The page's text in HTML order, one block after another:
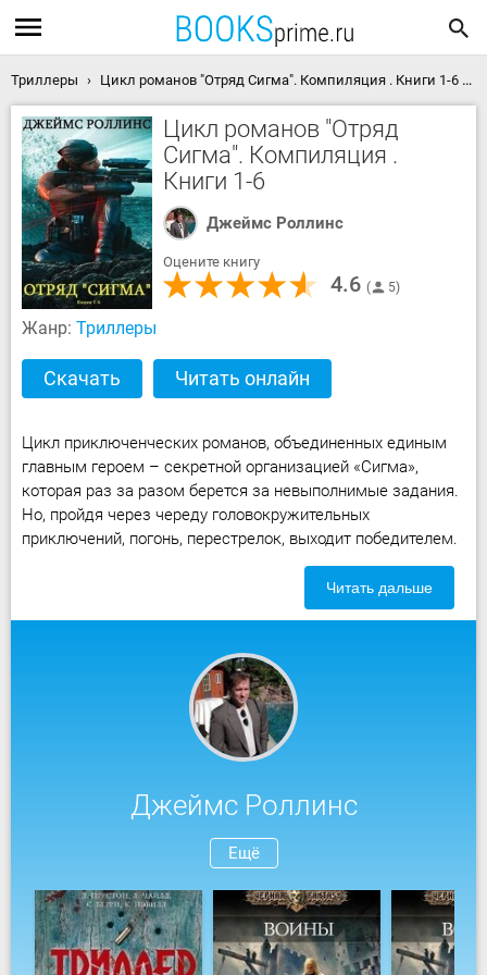
Триллеры Цикл романов "Отряд Сигма". Компиляция . Книги 1-6 скачать книгу
Цикл романов "Отряд
Сигма". Компиляция .
Книги 1-6
Джеймс Роллинс
Оцените книгу
4.6 5
Жанр: Триллеры
Скачать Читать онлайн
Цикл приключенческих романов, объединенных единым
главным героем – секретной организацией «Сигма»,
которая раз за разом берется за невыполнимые задания.
Но, пройдя через череду головокружительных
приключений, погонь, перестрелок, выходит победителем.
Читать дальше
Джеймс Роллинс
Ещё